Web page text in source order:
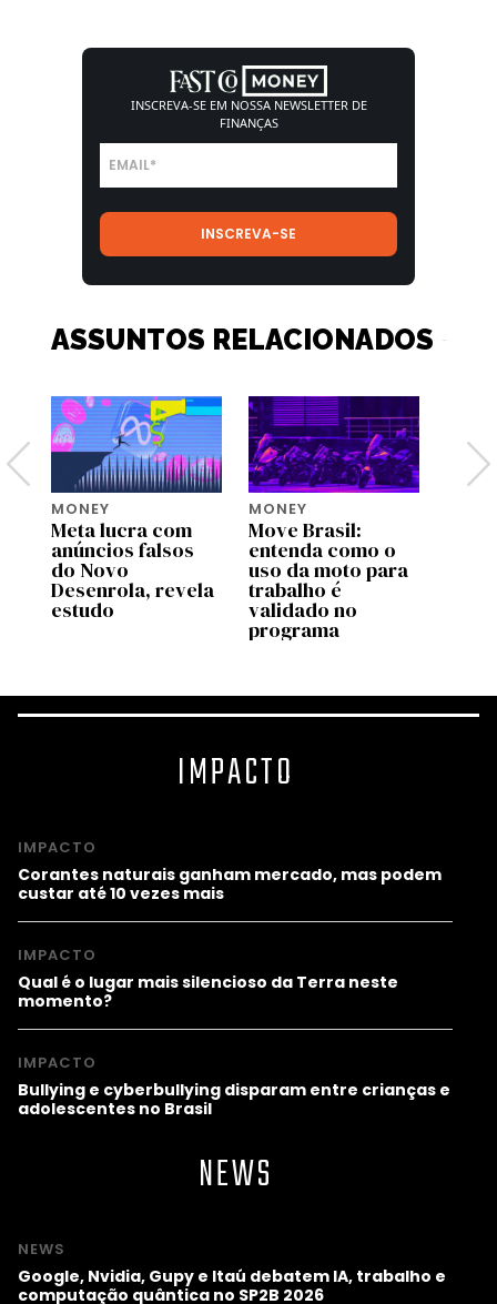
INSCREVA-SE EM NOSSA NEWSLETTER DE
FINANÇAS
ASSUNTOS RELACIONADOS
MONEY
Meta lucra com
anúncios falsos
do Novo
Desenrola, revela
estudo
MONEY
Move Brasil:
entenda como o
uso da moto para
trabalho é
validado no
programa
IMPACTO
IMPACTO
Corantes naturais ganham mercado, mas podem
custar até 10 vezes mais
IMPACTO
Qual é o lugar mais silencioso da Terra neste
momento?
IMPACTO
Bullying e cyberbullying disparam entre crianças e
adolescentes no Brasil
NEWS
NEWS
Google, Nvidia, Gupy e Itaú debatem IA, trabalho e
computação quântica no SP2B 2026